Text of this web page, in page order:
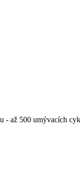
- až 500 umývacích